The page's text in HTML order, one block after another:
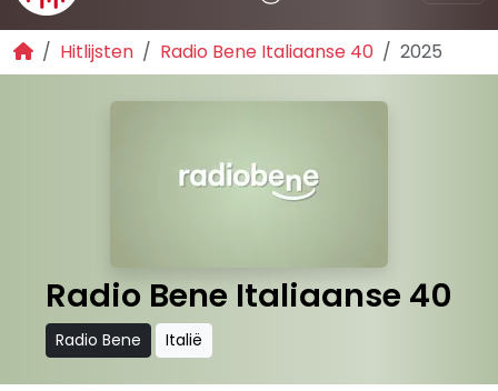
Hitlijsten Radio Bene Italiaanse 40 2025
Radio Bene Italiaanse 40
Radio Bene Italië